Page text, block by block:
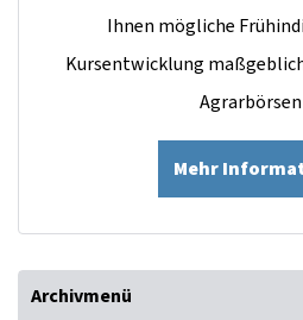
Ihnen mögliche
Kursentwicklung
Agrarbörsen
Mehr
Archivmenü